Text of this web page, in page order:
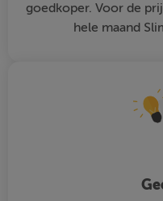
goedkoper. Voor de
hele maand